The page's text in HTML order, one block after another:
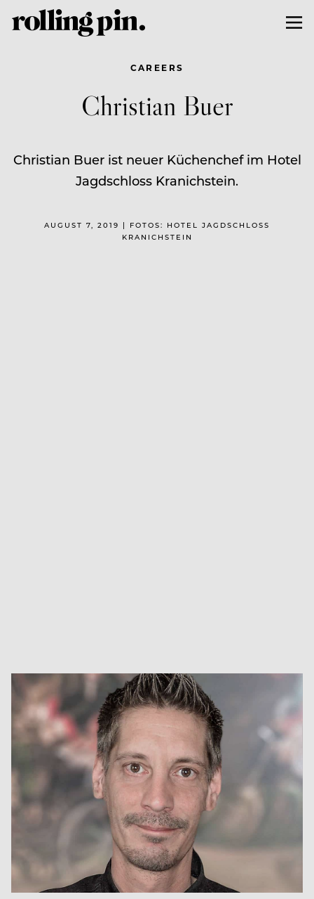
CAREERS
Christian Buer
Christian Buer ist neuer Küchenchef im Hotel
Jagdschloss Kranichstein.
AUGUST 7, 2019 | FOTOS: HOTEL JAGDSCHLOSS
KRANICHSTEIN